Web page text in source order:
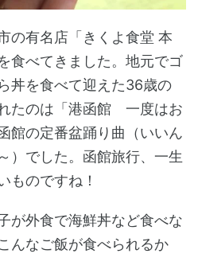
の有名店「きくよ食堂 本
食べてきました。地元でゴ
丼を食べて迎えた36歳の
たのは「港函館 一度はお
館の定番盆踊り曲（いいん
）でした。函館旅行、一生
ものですね！
が外食で海鮮丼など食べな
んなご飯が食べられるか